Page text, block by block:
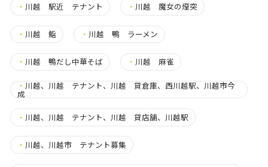
・ 川越 駅近 テナント ・ 川越 魔女の煙突
・ 川越 鮨 ・ 川越 鴨 ラーメン
・ 川越 鴨だし中華そば ・ 川越 麻雀
・ 川越、川越 テナント、川越 貸倉庫、西川越駅、川越市今
成
・ 川越、川越 テナント、川越 貸店舗、川越駅
・ 川越、川越市 テナント募集